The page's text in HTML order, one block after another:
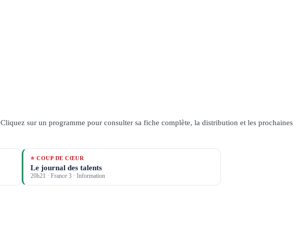
Cliquez sur un programme pour consulter sa fiche complète, la distribution et les prochaines
⭐ COUP DE CŒUR
Le journal des talents
20h21 · France 3 · Information